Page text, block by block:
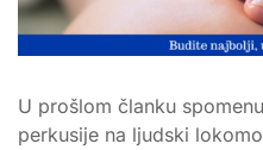
U prošlom članku
perkusije na ljudski